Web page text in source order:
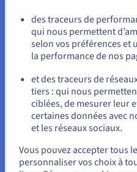
Logiciels et
superinformatique
L'utilisation de la puissance
exploiter les capacités
Ces outils et techniques
distribuer efficacement les
de gérer la communication
Les langages de
Allez sur le site États-
us.ovhcloud.com/learn
Rester sur le site actuel
Sélectionner un autre
des traceurs de
qui nous permettent
selon vos préférences et
la performance de nos
et des traceurs de
tiers : qui nous
ciblées, de mesurer leur
certaines données avec
et les réseaux sociaux.
Vous pouvez accepter tous
personnaliser vos choix à